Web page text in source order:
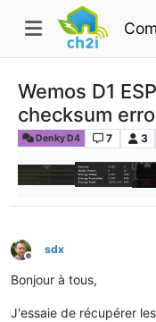
Wemos D1
checksum
Denky D4 7 3
Offline
sdx
Bonjour à tous,
J'essaie de récupérer